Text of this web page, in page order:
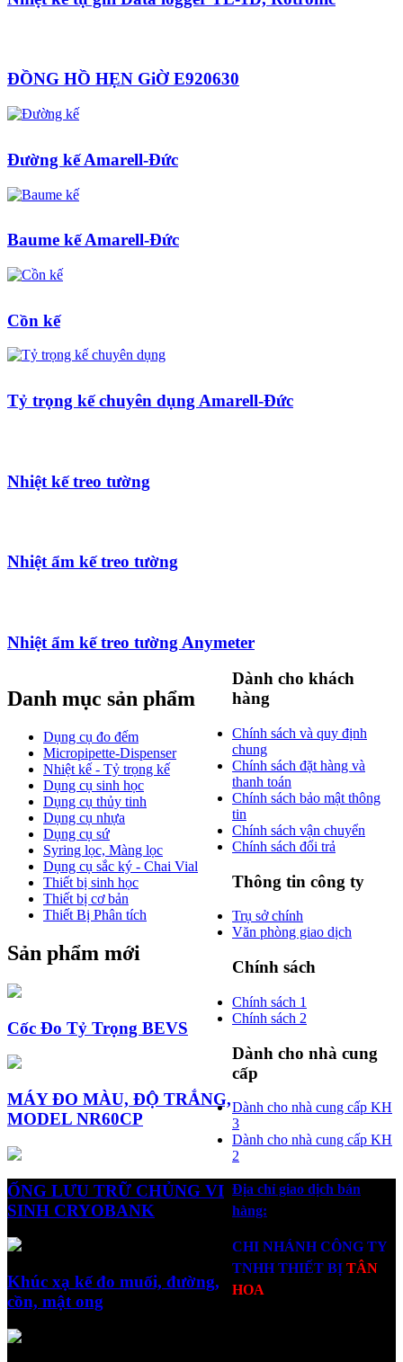
ĐỒNG HỒ HẸN GiỜ E920630
Đường kế Amarell-Đức
Baume kế Amarell-Đức
Cồn kế
Tỷ trọng kế chuyên dụng Amarell-Đức
Nhiệt kế treo tường
Nhiệt ẩm kế treo tường
Nhiệt ẩm kế treo tường Anymeter
Danh mục sản phẩm
Dụng cụ đo đếm
Micropipette-Dispenser
Nhiệt kế - Tỷ trọng kế
Dụng cụ sinh học
Dụng cụ thủy tinh
Dụng cụ nhựa
Dụng cụ sứ
Syring lọc, Màng lọc
Dụng cụ sắc ký - Chai Vial
Thiết bị sinh học
Thiết bị cơ bản
Thiết Bị Phân tích
Sản phẩm mới
Cốc Đo Tỷ Trọng BEVS
MÁY ĐO MÀU, ĐỘ TRẮNG,
MODEL NR60CP
ỐNG LƯU TRỮ CHỦNG VI
SINH CRYOBANK
Khúc xạ kế đo muối, đường,
cồn, mật ong
Dành cho khách
hàng
Chính sách và quy định
chung
Chính sách đặt hàng và
thanh toán
Chính sách bảo mật thông
tin
Chính sách vận chuyển
Chính sách đổi trả
Thông tin công ty
Trụ sở chính
Văn phòng giao dịch
Chính sách
Chính sách 1
Chính sách 2
Dành cho nhà cung
cấp
Dành cho nhà cung cấp KH
3
Dành cho nhà cung cấp KH
2
Địa chỉ giao dịch bán
hàng:
CHI NHÁNH CÔNG TY
TNHH THIẾT BỊ TÂN
HOA